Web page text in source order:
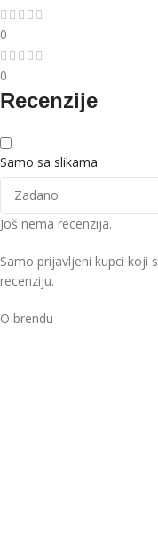
0
0
Recenzije
Samo sa slikama
Još nema recenzija.
Samo prijavljeni kupci koji
recenziju.
O brendu